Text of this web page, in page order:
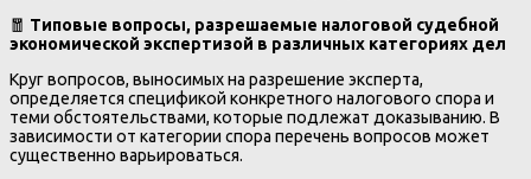
🧧 Типовые вопросы, разрешаемые налоговой судебной
экономической экспертизой в различных категориях дел
Круг вопросов, выносимых на разрешение эксперта,
определяется спецификой конкретного налогового спора и
теми обстоятельствами, которые подлежат доказыванию. В
зависимости от категории спора перечень вопросов может
существенно варьироваться.